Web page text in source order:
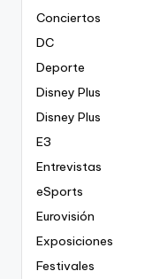
Conciertos
DC
Deporte
Disney Plus
Disney Plus
E3
Entrevistas
eSports
Eurovisión
Exposiciones
Festivales